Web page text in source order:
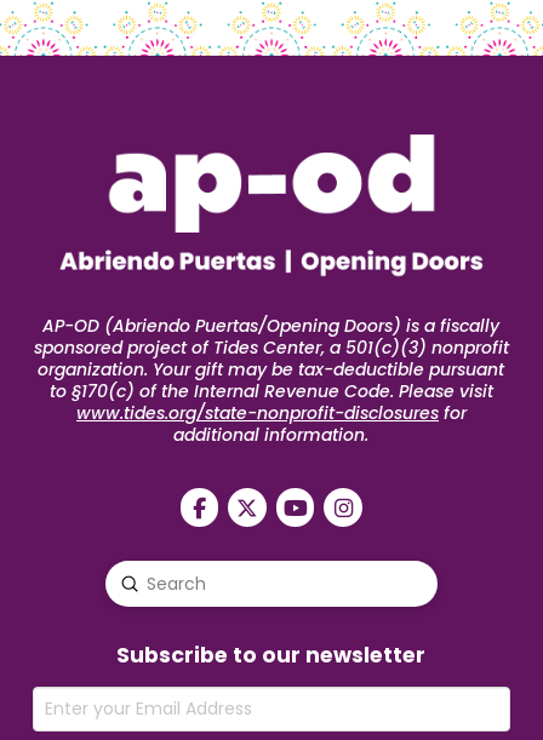
AP-OD (Abriendo Puertas/Opening Doors) is a fiscally
sponsored project of Tides Center, a 501(c)(3) nonprofit
organization. Your gift may be tax-deductible pursuant
to §170(c) of the Internal Revenue Code. Please visit
www.tides.org/state-nonprofit-disclosuresfor
additional information.
Search
Submit
Subscribe to our newsletter